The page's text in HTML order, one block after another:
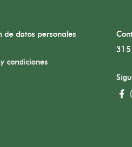
de datos personales
condiciones